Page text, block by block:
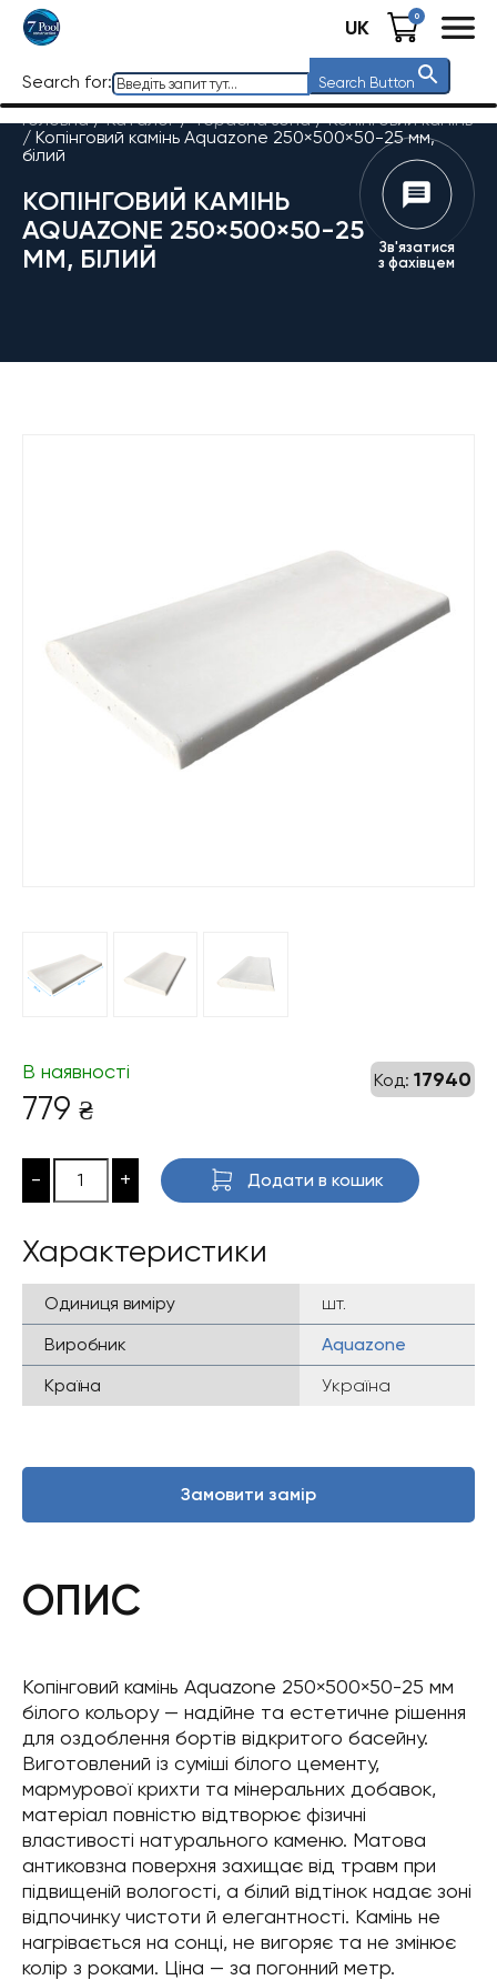
UK 0
Search for: Search Button
Головна / Каталог/Терасна зона/Копінговий камінь
/ Копінговий камінь Aquazone 250×500×50-25 мм,
білий
КОПІНГОВИЙ КАМІНЬ
AQUAZONE 250×500×50-25
ММ, БІЛИЙ
Зв'язатися
з фахівцем
Код: 17940
В наявності
779 ₴
- + Додати в кошик
Характеристики
Одиниця виміру
шт.
Виробник
Aquazone
Країна
Україна
Замовити замір
ОПИС
Копінговий камінь Aquazone 250×500×50-25 мм
білого кольору — надійне та естетичне рішення
для оздоблення бортів відкритого басейну.
Виготовлений із суміші білого цементу,
мармурової крихти та мінеральних добавок,
матеріал повністю відтворює фізичні
властивості натурального каменю. Матова
антиковзна поверхня захищає від травм при
підвищеній вологості, а білий відтінок надає зоні
відпочинку чистоти й елегантності. Камінь не
нагрівається на сонці, не вигоряє та не змінює
колір з роками. Ціна — за погонний метр.